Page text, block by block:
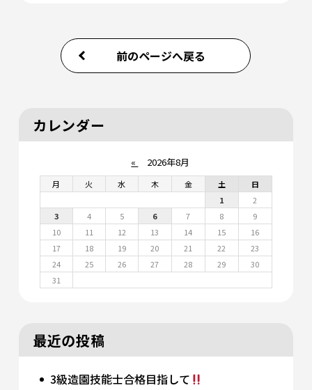
前のページへ戻る
カレンダー
« 2026年8月
月 火 水 木 金 土
日
1
2
3
4 5 6 7 8
9
10
11 12 13 14 15
16
17
18 19 20 21 22
23
24
25 26 27 28 29
30
31
最近の投稿
3級造園技能士合格目指して